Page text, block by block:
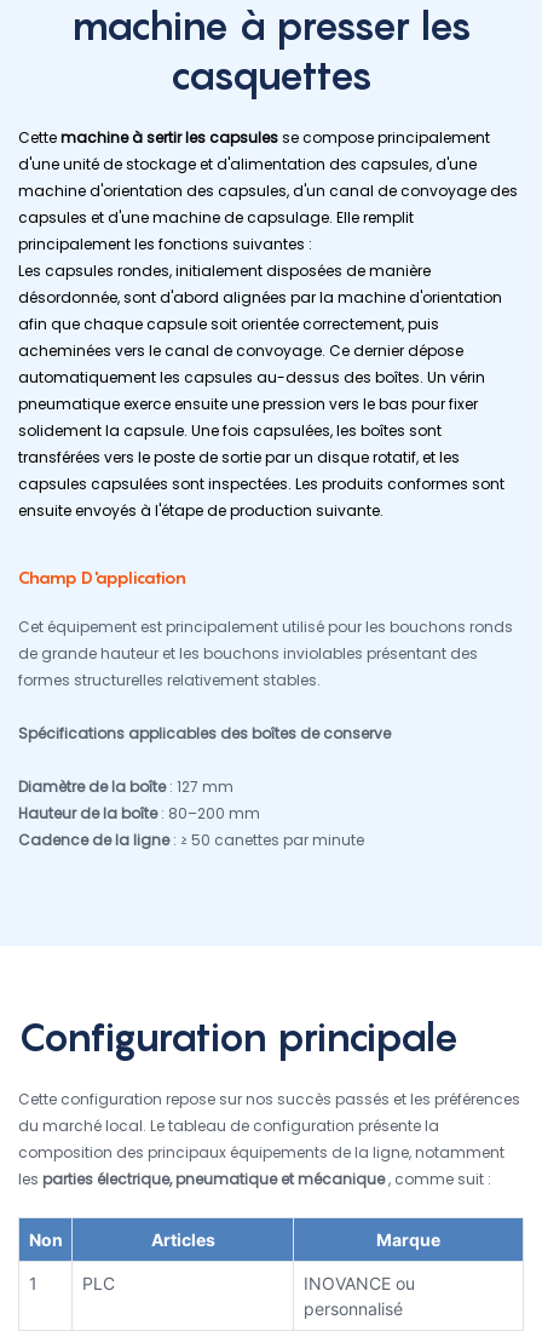
machine à presser les
casquettes
Cettemachine à sertir les capsulesse compose principalement
d'une unité de stockage et d'alimentation des capsules, d'une
machine d'orientation des capsules, d'un canal de convoyage des
capsules et d'une machine de capsulage. Elle remplit
principalement les fonctions suivantes :
Les capsules rondes, initialement disposées de manière
désordonnée, sont d'abord alignées par la machine d'orientation
afin que chaque capsule soit orientée correctement, puis
acheminées vers le canal de convoyage. Ce dernier dépose
automatiquement les capsules au-dessus des boîtes. Un vérin
pneumatique exerce ensuite une pression vers le bas pour fixer
solidement la capsule. Une fois capsulées, les boîtes sont
transférées vers le poste de sortie par un disque rotatif, et les
capsules capsulées sont inspectées. Les produits conformes sont
ensuite envoyés à l'étape de production suivante.
Champ D'application
Cet équipement est principalement utilisé pour les bouchons ronds
de grande hauteur et les bouchons inviolables présentant des
formes structurelles relativement stables.
Spécifications applicables des boîtes de conserve
Diamètre de la boîte: 127 mm
Hauteur de la boîte: 80–200 mm
Cadence de la ligne: ≥ 50 canettes par minute
Configuration principale
Cette configuration repose sur nos succès passés et les préférences
du marché local. Le tableau de configuration présente la
composition des principaux équipements de la ligne, notamment
les parties électrique, pneumatique et mécanique, comme suit :
Non Articles Marque
1 PLC
INOVANCE ou
personnalisé